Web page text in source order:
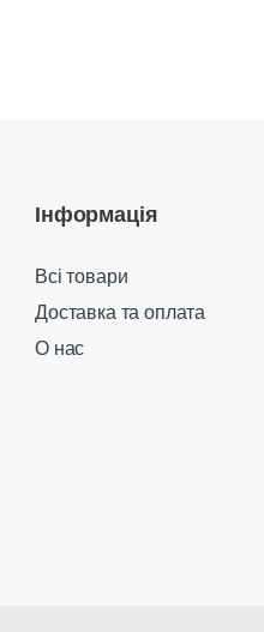
Інформація
Всі товари
Доставка та оплата
О нас